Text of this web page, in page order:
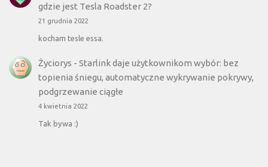
gdzie jest Tesla Roadster 2?
21 grudnia 2022
kocham tesle essa.
Życiorys - Starlink daje użytkownikom wybór: bez
topienia śniegu, automatyczne wykrywanie pokrywy,
podgrzewanie ciągłe
4 kwietnia 2022
Tak bywa :)